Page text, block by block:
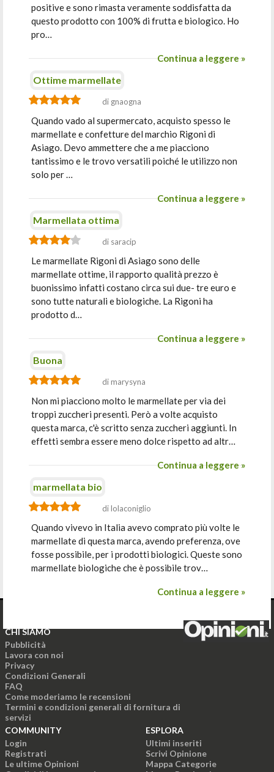
positive e sono rimasta veramente soddisfatta da
questo prodotto con 100% di frutta e biologico. Ho
pro…
Continua a leggere »
Ottime marmellate
di gnaogna
Quando vado al supermercato, acquisto spesso le
marmellate e confetture del marchio Rigoni di
Asiago. Devo ammettere che a me piacciono
tantissimo e le trovo versatili poiché le utilizzo non
solo per …
Continua a leggere »
Marmellata ottima
di saracip
Le marmellate Rigoni di Asiago sono delle
marmellate ottime, il rapporto qualità prezzo è
buonissimo infatti costano circa sui due- tre euro e
sono tutte naturali e biologiche. La Rigoni ha
prodotto d…
Continua a leggere »
Buona
di marysyna
Non mi piacciono molto le marmellate per via dei
troppi zuccheri presenti. Però a volte acquisto
questa marca, c'è scritto senza zuccheri aggiunti. In
effetti sembra essere meno dolce rispetto ad altr…
Continua a leggere »
marmellata bio
di lolaconiglio
Quando vivevo in Italia avevo comprato più volte le
marmellate di questa marca, avendo preferenza, ove
fosse possibile, per i prodotti biologici. Queste sono
marmellate biologiche che è possibile trov…
Continua a leggere »
CHI SIAMO
Pubblicità
Lavora con noi
Privacy
Condizioni Generali
FAQ
Come moderiamo le recensioni
Termini e condizioni generali di fornitura di
servizi
COMMUNITY
Login
Registrati
Le ultime Opinioni
ESPLORA
Ultimi inseriti
Scrivi Opinione
Mappa Categorie